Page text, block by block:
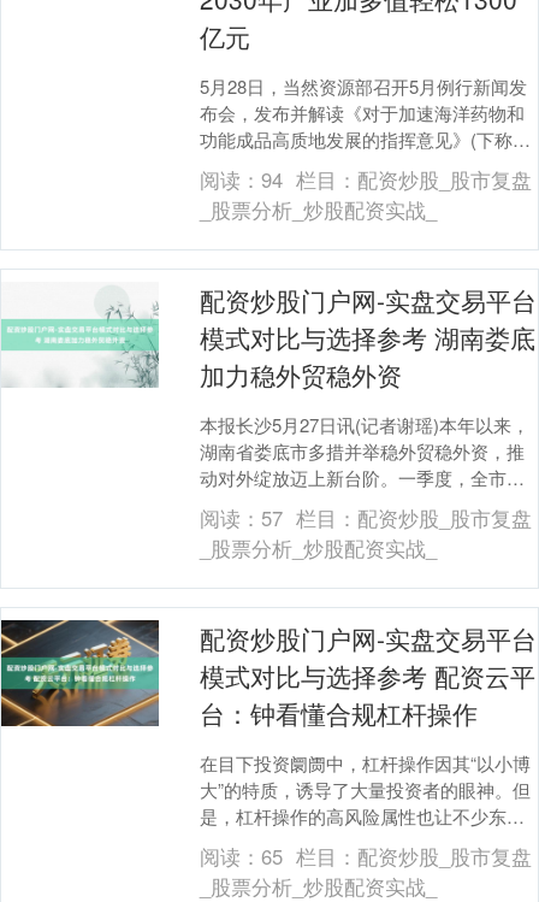
亿元
5月28日，当然资源部召开5月例行新闻发
布会，发布并解读《对于加速海洋药物和
功能成品高质地发展的指挥意见》(下称
《指挥意见》)。 时间周报记者在发布会现
场了解到....
阅读：94 栏目： 配资炒股_股市复盘
_股票分析_炒股配资实战_
配资炒股门户网-实盘交易平台
模式对比与选择参考 湖南娄底
加力稳外贸稳外资
本报长沙5月27日讯(记者谢瑶)本年以来，
湖南省娄底市多措并举稳外贸稳外资，推
动对外绽放迈上新台阶。一季度，全市收
支口总值、对外骨子投资同比区分增长
39.3%、....
阅读： 57 栏目： 配资炒股_股市复盘
_股票分析_炒股配资实战_
配资炒股门户网-实盘交易平台
模式对比与选择参考 配资云平
台：钟看懂合规杠杆操作
在目下投资阛阓中，杠杆操作因其“以小博
大”的特质，诱导了大量投资者的眼神。但
是，杠杆操作的高风险属性也让不少东说
念主在尝试前规避而视。若何正当、合规
地使用杠杆，....
阅读：65 栏目： 配资炒股_股市复盘
_股票分析_炒股配资实战_